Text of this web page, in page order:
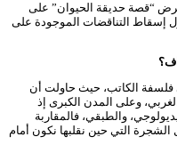
“قصة حديقة الحيوان” على
إسقاط التناقضات الموجودة على
الكاتب، حيث حاولت أن
وعلى المدن الكبرى إذ
والطبقي، فالمقاربة
التي حين نقلبها نكون أمام